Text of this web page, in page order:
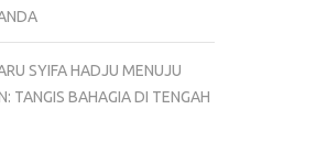
SYIFA HADJU MENUJU
TANGIS BAHAGIA DI TENGAH